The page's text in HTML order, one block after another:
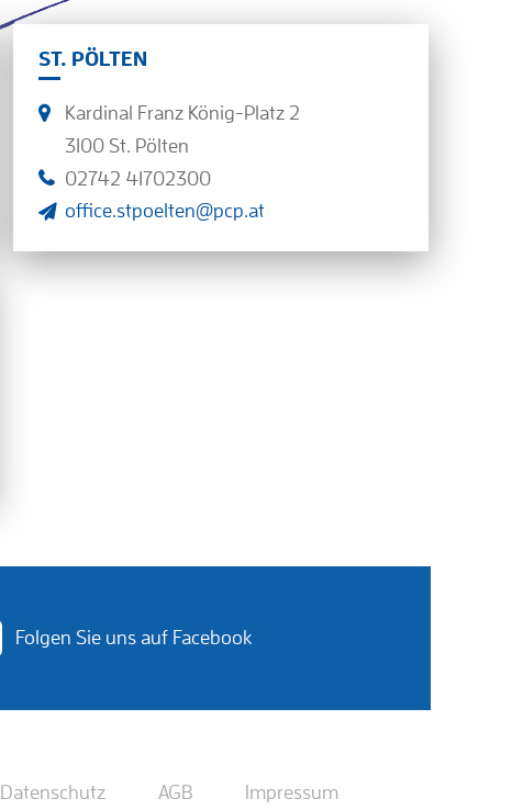
ST. PÖLTEN
Kardinal Franz König-Platz 2
3100 St. Pölten
02742 41702300
office.stpoelten@pcp.at
Folgen Sie uns auf Facebook
Datenschutz AGB Impressum